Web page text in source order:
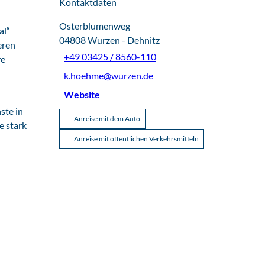
in
stark
Osterblumenweg
04808Wurzen - Dehnitz
+49 03425 / 8560-110
k.hoehme@wurzen.de
Website
Anreise mit dem Auto
Anreise mit öffentlichen Verkehrsmitteln